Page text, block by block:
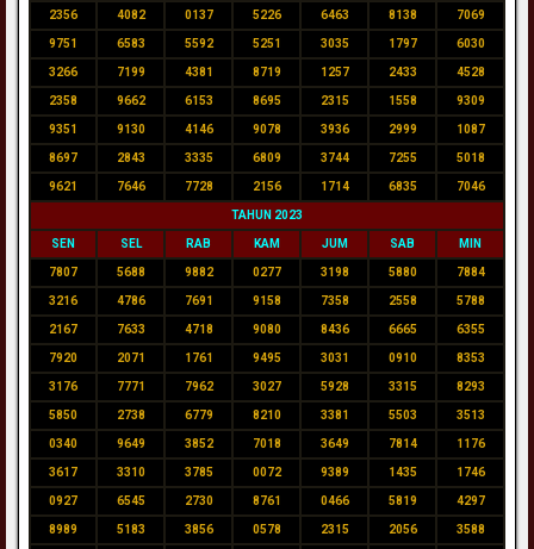
2356 4082 0137 5226 6463 8138 7069
9751 6583 5592 5251 3035 1797 6030
3266 7199 4381 8719 1257 2433 4528
2358 9662 6153 8695 2315 1558 9309
9351 9130 4146 9078 3936 2999 1087
8697 2843 3335 6809 3744 7255 5018
9621 7646 7728 2156 1714 6835 7046
TAHUN 2023
SEN SEL RAB KAM JUM SAB MIN
7807 5688 9882 0277 3198 5880 7884
3216 4786 7691 9158 7358 2558 5788
2167 7633 4718 9080 8436 6665 6355
7920 2071 1761 9495 3031 0910 8353
3176 7771 7962 3027 5928 3315 8293
5850 2738 6779 8210 3381 5503 3513
0340 9649 3852 7018 3649 7814 1176
3617 3310 3785 0072 9389 1435 1746
0927 6545 2730 8761 0466 5819 4297
8989 5183 3856 0578 2315 2056 3588